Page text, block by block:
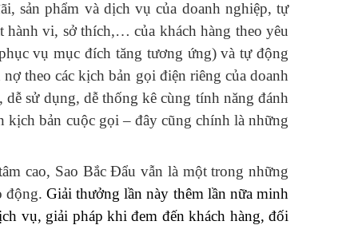
sản phẩm và dịch vụ của doanh nghiệp, tự
hành vi, sở thích,… của khách hàng theo yêu
vụ mục đích tăng tương ứng) và tự động
theo các kịch bản gọi điện riêng của doanh
sử dụng, dễ thống kê cùng tính năng đánh
kịch bản cuộc gọi – đây cũng chính là những
cao, Sao Bắc Đẩu vẫn là một trong những
động. Giải thưởng lần này thêm lần nữa minh
vụ, giải pháp khi đem đến khách hàng, đối